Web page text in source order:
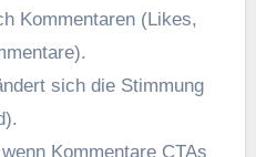
Kommentaren (Likes,
s‬ich d‬ie Stimmung
Kommentare CTAs